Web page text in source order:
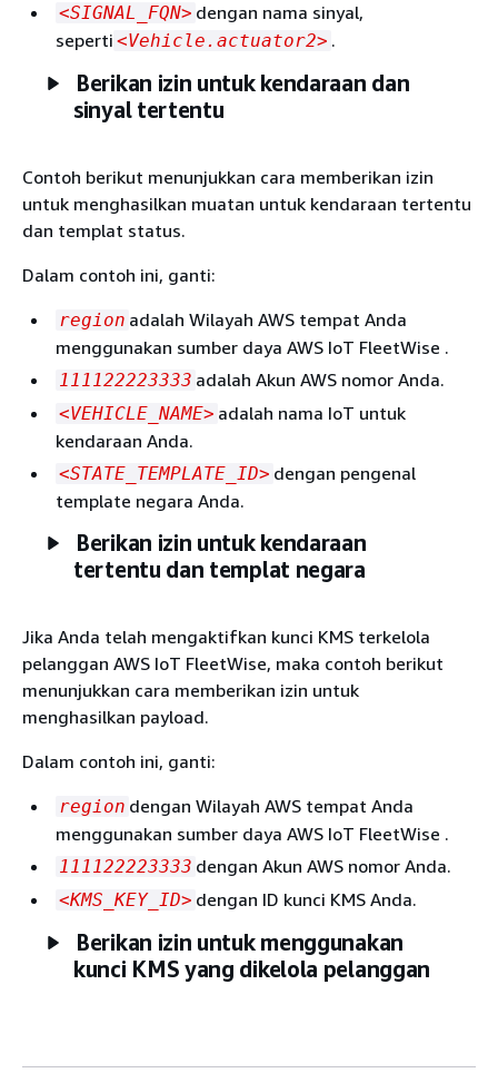
<SIGNAL_FQN> dengan nama sinyal,
seperti <Vehicle.actuator2> .
Berikan izin untuk kendaraan dan
sinyal tertentu
Contoh berikut menunjukkan cara memberikan izin
untuk menghasilkan muatan untuk kendaraan tertentu
dan templat status.
Dalam contoh ini, ganti:
region adalah Wilayah AWS tempat Anda
menggunakan sumber daya AWS IoT FleetWise .
111122223333 adalah Akun AWS nomor Anda.
<VEHICLE_NAME> adalah nama IoT untuk
kendaraan Anda.
<STATE_TEMPLATE_ID> dengan pengenal
template negara Anda.
Berikan izin untuk kendaraan
tertentu dan templat negara
Jika Anda telah mengaktifkan kunci KMS terkelola
pelanggan AWS IoT FleetWise, maka contoh berikut
menunjukkan cara memberikan izin untuk
menghasilkan payload.
Dalam contoh ini, ganti:
region dengan Wilayah AWS tempat Anda
menggunakan sumber daya AWS IoT FleetWise .
111122223333 dengan Akun AWS nomor Anda.
<KMS_KEY_ID> dengan ID kunci KMS Anda.
Berikan izin untuk menggunakan
kunci KMS yang dikelola pelanggan